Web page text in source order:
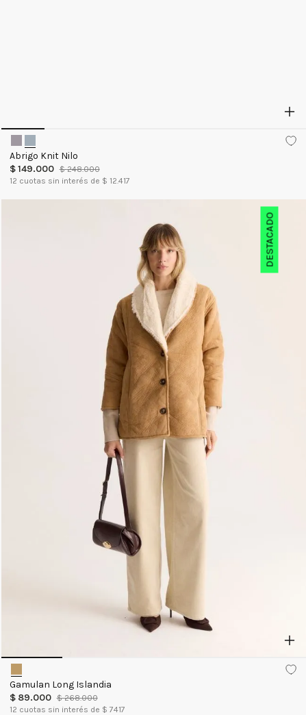
Abrigo Knit Nilo
$149.000 $ 248.000
12 cuotas sin interés de $ 12.417
DESTACADO
Gamulan Long Islandia
$ 89.000 $ 268.000
12 cuotas sin interés de $ 7417